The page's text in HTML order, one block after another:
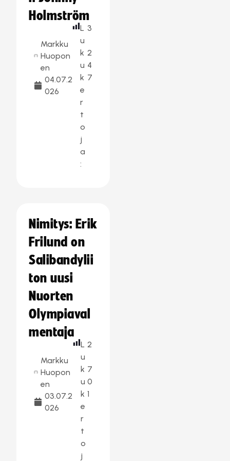
Holmström
Markku
Huopon
en
04.07.2
026
L
u
k
u
k
e
r
t
o
j
a
:
3
2
4
7
Nimitys: Erik
Frilund on
Salibandylii
ton uusi
Nuorten
Olympiaval
mentaja
Markku
Huopon
en
03.07.2
026
L
u
k
u
k
e
r
t
o
j
2
7
0
1